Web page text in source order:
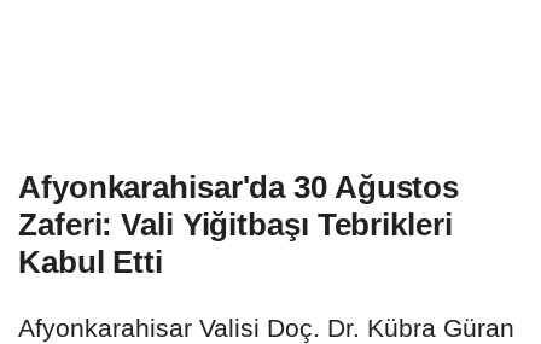
Afyonkarahisar'da 30 Ağustos
Zaferi: Vali Yiğitbaşı Tebrikleri
Kabul Etti
Afyonkarahisar Valisi Doç. Dr. Kübra Güran